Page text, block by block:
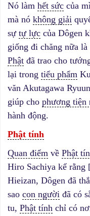
Nó làm hết sức của
mà nó không giải
sự tự lực của Dôgen
giống đi chăng nữa
Phật đã trao cho
lại trong tiểu phẩm
văn Akutagawa
giúp cho phương tiện
hành động.
Phật tính
Quan điểm về Phật
Hiro Sachiya kể rằng
Hieizan, Dôgen đã
sao con người đã có
tu, Phật tính chỉ có